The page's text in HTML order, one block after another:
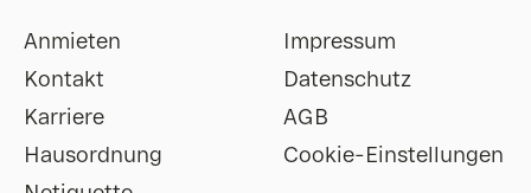
Anmieten
Kontakt
Karriere
Hausordnung
Impressum
Datenschutz
AGB
Cookie-Einstellungen